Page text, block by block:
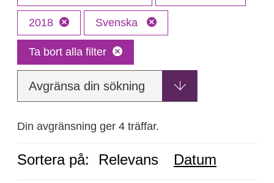
2018 Svenska
Ta bort alla filter
Avgränsa din sökning
Din avgränsning ger 4 träffar.
Sortera på: Relevans Datum